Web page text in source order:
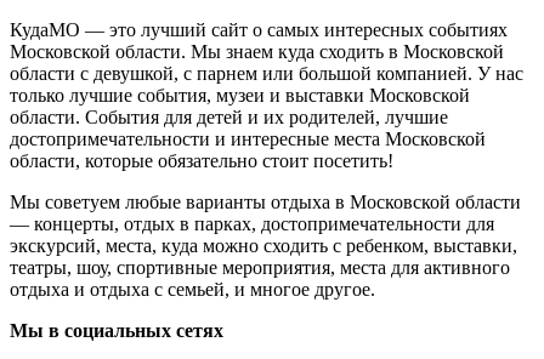
КудаМО — это лучший сайт о самых интересных событиях
Московской области. Мы знаем куда сходить в Московской
области с девушкой, с парнем или большой компанией. У нас
только лучшие события, музеи и выставки Московской
области. События для детей и их родителей, лучшие
достопримечательности и интересные места Московской
области, которые обязательно стоит посетить!
Мы советуем любые варианты отдыха в Московской области
— концерты, отдых в парках, достопримечательности для
экскурсий, места, куда можно сходить с ребенком, выставки,
театры, шоу, спортивные мероприятия, места для активного
отдыха и отдыха с семьей, и многое другое.
Мы в социальных сетях